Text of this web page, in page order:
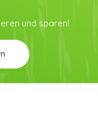
und sparen!